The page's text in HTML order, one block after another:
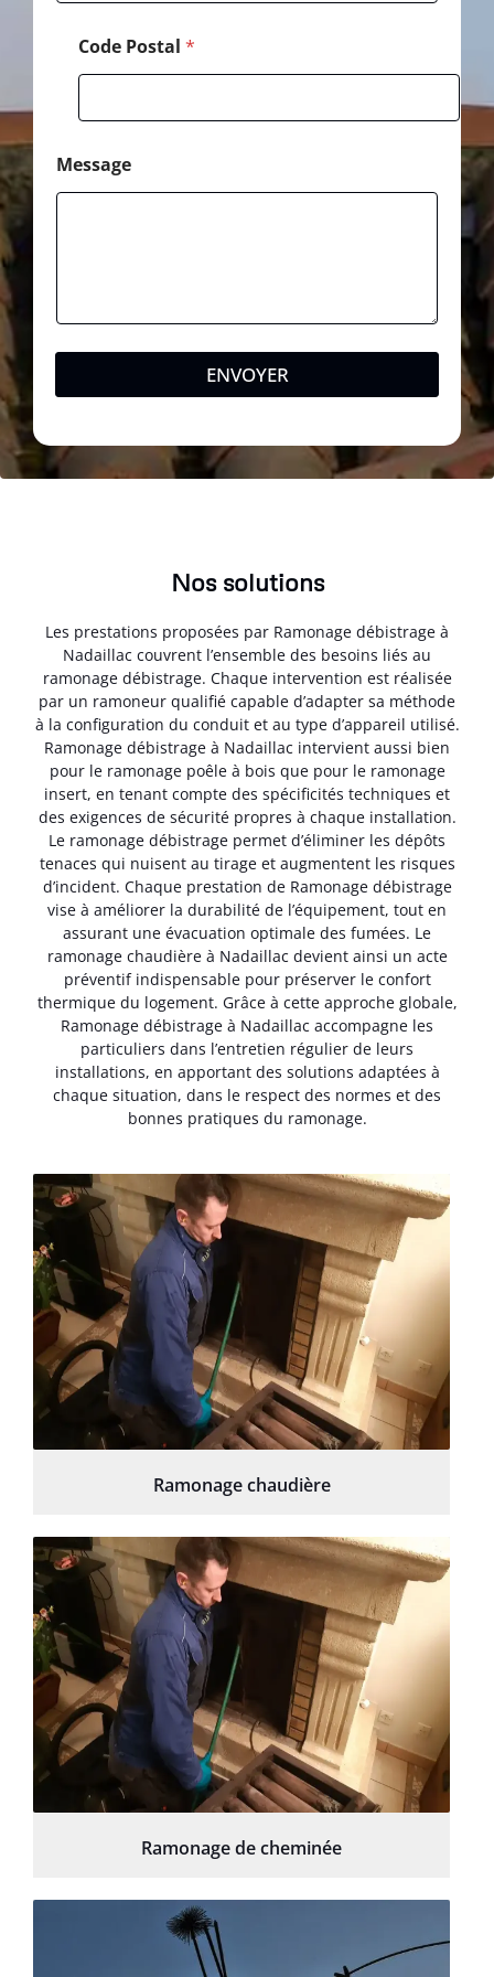
Code Postal *
Message
ENVOYER
Nos solutions
Les prestations proposées par Ramonage débistrage à
Nadaillac couvrent l’ensemble des besoins liés au
ramonage débistrage. Chaque intervention est réalisée
par un ramoneur qualifié capable d’adapter sa méthode
à la configuration du conduit et au type d’appareil utilisé.
Ramonage débistrage à Nadaillac intervient aussi bien
pour le ramonage poêle à bois que pour le ramonage
insert, en tenant compte des spécificités techniques et
des exigences de sécurité propres à chaque installation.
Le ramonage débistrage permet d’éliminer les dépôts
tenaces qui nuisent au tirage et augmentent les risques
d’incident. Chaque prestation de Ramonage débistrage
vise à améliorer la durabilité de l’équipement, tout en
assurant une évacuation optimale des fumées. Le
ramonage chaudière à Nadaillac devient ainsi un acte
préventif indispensable pour préserver le confort
thermique du logement. Grâce à cette approche globale,
Ramonage débistrage à Nadaillac accompagne les
particuliers dans l’entretien régulier de leurs
installations, en apportant des solutions adaptées à
chaque situation, dans le respect des normes et des
bonnes pratiques du ramonage.
Ramonage chaudière
Ramonage de cheminée